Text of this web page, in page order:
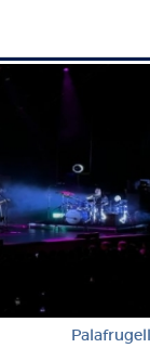
Palafrugell